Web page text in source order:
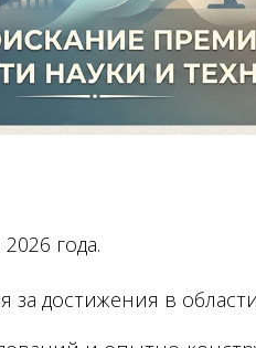
года.
за достижения в